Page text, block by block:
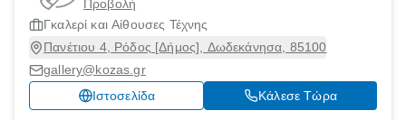
Προβολή
Γκαλερί και Αίθουσες Τέχνης
Πανέτιου 4, Ρόδος [Δήμος], Δωδεκάνησα, 85100
gallery@kozas.gr
Ιστοσελίδα
Κάλεσε Τώρα